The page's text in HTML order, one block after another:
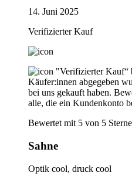
14. Juni 2025
Verifizierter Kauf
"Verifizierter Kauf“
Käufer:innen abgegeben
bei uns gekauft haben.
alle, die ein Kundenkonto
Bewertet mit 5 von 5
Sahne
Optik cool, druck cool